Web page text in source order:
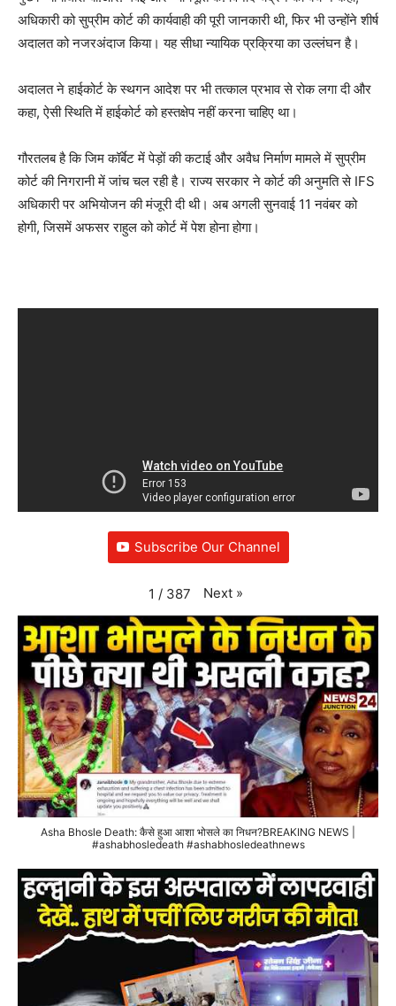
अधिकारी को सुप्रीम कोर्ट की कार्यवाही की पूरी जानकारी थी, फिर भी उन्होंने शीर्ष
अदालत को नजरअंदाज किया। यह सीधा न्यायिक प्रक्रिया का उल्लंघन है।
अदालत ने हाईकोर्ट के स्थगन आदेश पर भी तत्काल प्रभाव से रोक लगा दी और
कहा, ऐसी स्थिति में हाईकोर्ट को हस्तक्षेप नहीं करना चाहिए था।
गौरतलब है कि जिम कॉर्बेट में पेड़ों की कटाई और अवैध निर्माण मामले में सुप्रीम
कोर्ट की निगरानी में जांच चल रही है। राज्य सरकार ने कोर्ट की अनुमति से IFS
अधिकारी पर अभियोजन की मंजूरी दी थी। अब अगली सुनवाई 11 नवंबर को
होगी, जिसमें अफसर राहुल को कोर्ट में पेश होना होगा।
Subscribe Our Channel
1 / 387 Next »
Asha Bhosle Death: कैसे हुआ आशा भोसले का निधन?BREAKING NEWS |
#ashabhosledeath #ashabhosledeathnews